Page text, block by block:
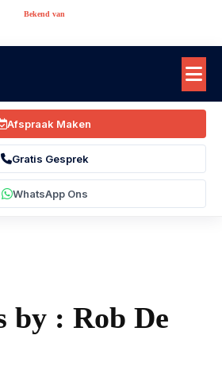
Bekend van
Afspraak Maken
Gratis Gesprek
WhatsApp Ons
by : Rob De